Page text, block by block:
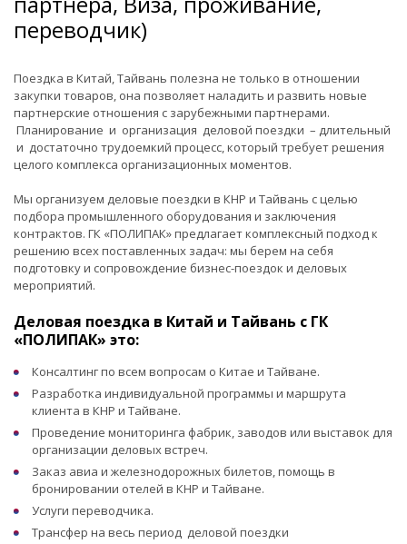
переводчик)
Поездка в Китай, Тайвань полезна не только в отношении
закупки товаров, она позволяет наладить и развить новые
партнерские отношения с зарубежными партнерами.
Планирование и организация деловой поездки – длительный
и достаточно трудоемкий процесс, который требует решения
целого комплекса организационных моментов.
Мы организуем деловые поездки в КНР и Тайвань с целью
подбора промышленного оборудования и заключения
контрактов. ГК «ПОЛИПАК» предлагает комплексный подход к
решению всех поставленных задач: мы берем на себя
подготовку и сопровождение бизнес-поездок и деловых
мероприятий.
Деловая поездка в Китай и Тайвань с ГК
«ПОЛИПАК» это:
Консалтинг по всем вопросам о Китае и Тайване.
Разработка индивидуальной программы и маршрута
клиента в КНР и Тайване.
Проведение мониторинга фабрик, заводов или выставок для
организации деловых встреч.
Заказ авиа и железнодорожных билетов, помощь в
бронировании отелей в КНР и Тайване.
Услуги переводчика.
Трансфер на весь период деловой поездки